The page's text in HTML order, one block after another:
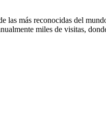
las más reconocidas del
miles de visitas,